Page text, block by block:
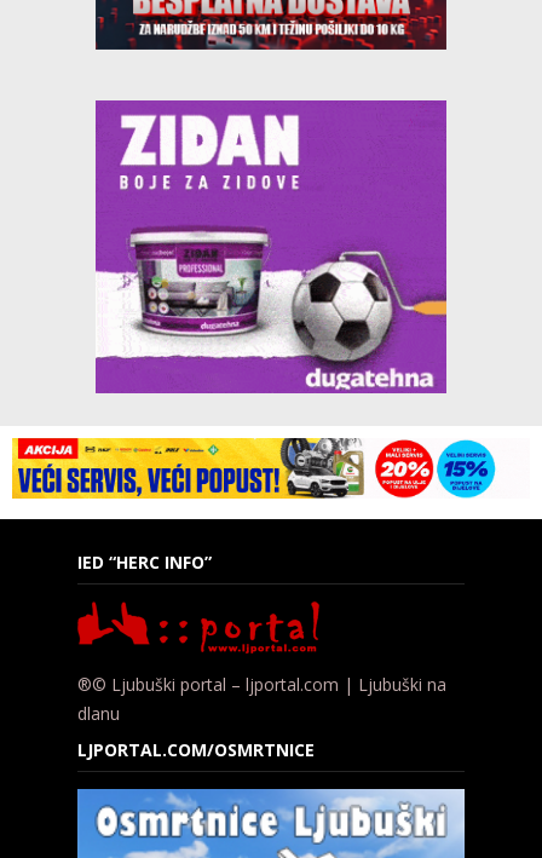
IED “HERC INFO”
®© Ljubuški portal – ljportal.com | Ljubuški na
dlanu
LJPORTAL.COM/OSMRTNICE